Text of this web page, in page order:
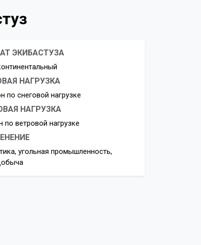
ЭКИБАСТУЗА
НАГРУЗКА
по снеговой нагрузке
НАГРУЗКА
по ветровой нагрузке
угольная промышленность,